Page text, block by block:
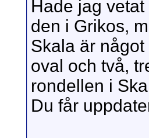
Hade jag
den i Grikos,
Skala är
oval och två,
rondellen i
Du får